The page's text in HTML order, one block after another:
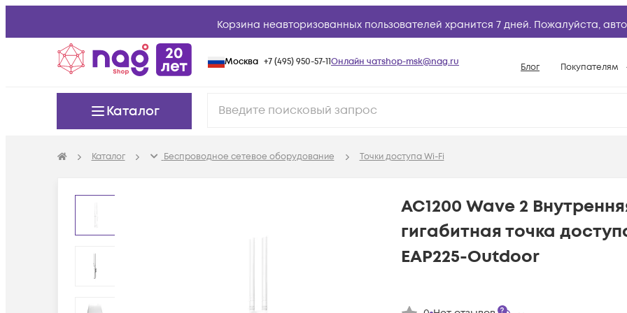
Корзина неавторизованных пользователей хранится 7 дней. Пожалуйста,
Москва +7 (495) 950-57-11Онлайн чатshop-msk@nag.ru Блог Покупателям
Возврат
Вопросы и
Каталог
Каталог Беспроводное сетевое оборудование Точки доступа Wi-Fi
AC1200 Wave 2
гигабитная точка
EAP225-Outdoor